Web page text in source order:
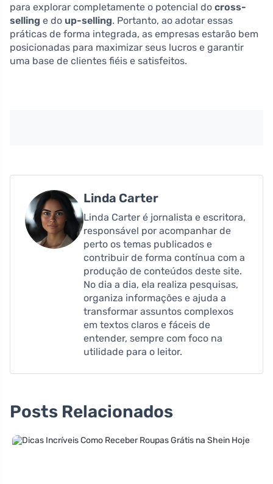
para explorar completamente o potencial do cross-
selling e do up-selling. Portanto, ao adotar essas
práticas de forma integrada, as empresas estarão bem
posicionadas para maximizar seus lucros e garantir
uma base de clientes fiéis e satisfeitos.
Linda Carter
Linda Carter é jornalista e escritora,
responsável por acompanhar de
perto os temas publicados e
contribuir de forma contínua com a
produção de conteúdos deste site.
No dia a dia, ela realiza pesquisas,
organiza informações e ajuda a
transformar assuntos complexos
em textos claros e fáceis de
entender, sempre com foco na
utilidade para o leitor.
Posts Relacionados